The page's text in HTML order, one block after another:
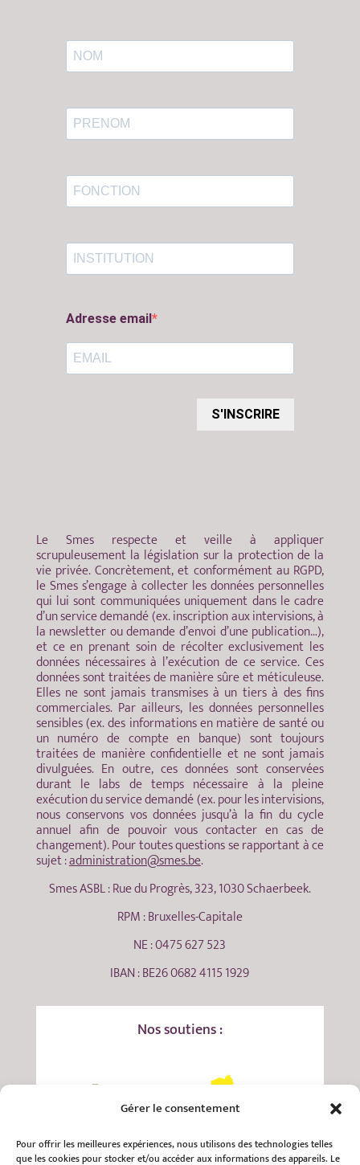
Gérer le consentement
Pour offrir les meilleures expériences, nous utilisons des technologies telles
que les cookies pour stocker et/ou accéder aux informations des appareils. Le
Adresse email
S'INSCRIRE
Le Smes respecte et veille à appliquer
scrupuleusement la législation sur la protection de la
vie privée. Concrètement, et conformément au RGPD,
le Smes s’engage à collecter les données personnelles
qui lui sont communiquées uniquement dans le cadre
d’un service demandé (ex. inscription aux intervisions, à
la newsletter ou demande d’envoi d’une publication…),
et ce en prenant soin de récolter exclusivement les
données nécessaires à l’exécution de ce service. Ces
données sont traitées de manière sûre et méticuleuse.
Elles ne sont jamais transmises à un tiers à des fins
commerciales. Par ailleurs, les données personnelles
sensibles (ex. des informations en matière de santé ou
un numéro de compte en banque) sont toujours
traitées de manière confidentielle et ne sont jamais
divulguées. En outre, ces données sont conservées
durant le labs de temps nécessaire à la pleine
exécution du service demandé (ex. pour les intervisions,
nous conservons vos données jusqu’à la fin du cycle
annuel afin de pouvoir vous contacter en cas de
changement). Pour toutes questions se rapportant à ce
sujet :administration@smes.be.
Smes ASBL : Rue du Progrès, 323, 1030 Schaerbeek.
RPM : Bruxelles-Capitale
NE : 0475 627 523
IBAN : BE26 0682 4115 1929
Nos soutiens :